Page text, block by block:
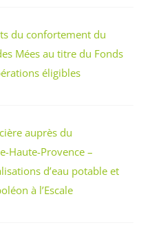
du confortement du
Mées au titre du Fonds
éligibles
auprès du
Haute-Provence –
d’eau potable et
à l’Escale